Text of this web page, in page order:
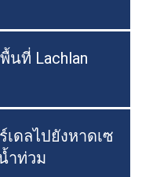
นที่ Lachlan
เดลไปยังหาดเซ
ำท่วม